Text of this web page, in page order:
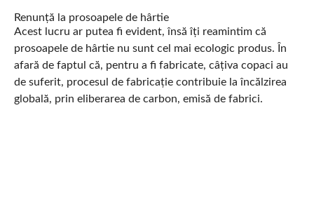
Renunță la prosoapele de hârtie
Acest lucru ar putea fi evident, însă îți reamintim că
prosoapele de hârtie nu sunt cel mai ecologic produs. În
afară de faptul că, pentru a fi fabricate, câțiva copaci au
de suferit, procesul de fabricație contribuie la încălzirea
globală, prin eliberarea de carbon, emisă de fabrici.